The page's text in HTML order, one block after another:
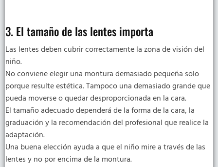
3. El tamaño de las lentes importa
Las lentes deben cubrir correctamente la zona de visión del
niño.
No conviene elegir una montura demasiado pequeña solo
porque resulte estética. Tampoco una demasiado grande que
pueda moverse o quedar desproporcionada en la cara.
El tamaño adecuado dependerá de la forma de la cara, la
graduación y la recomendación del profesional que realice la
adaptación.
Una buena elección ayuda a que el niño mire a través de las
lentes y no por encima de la montura.